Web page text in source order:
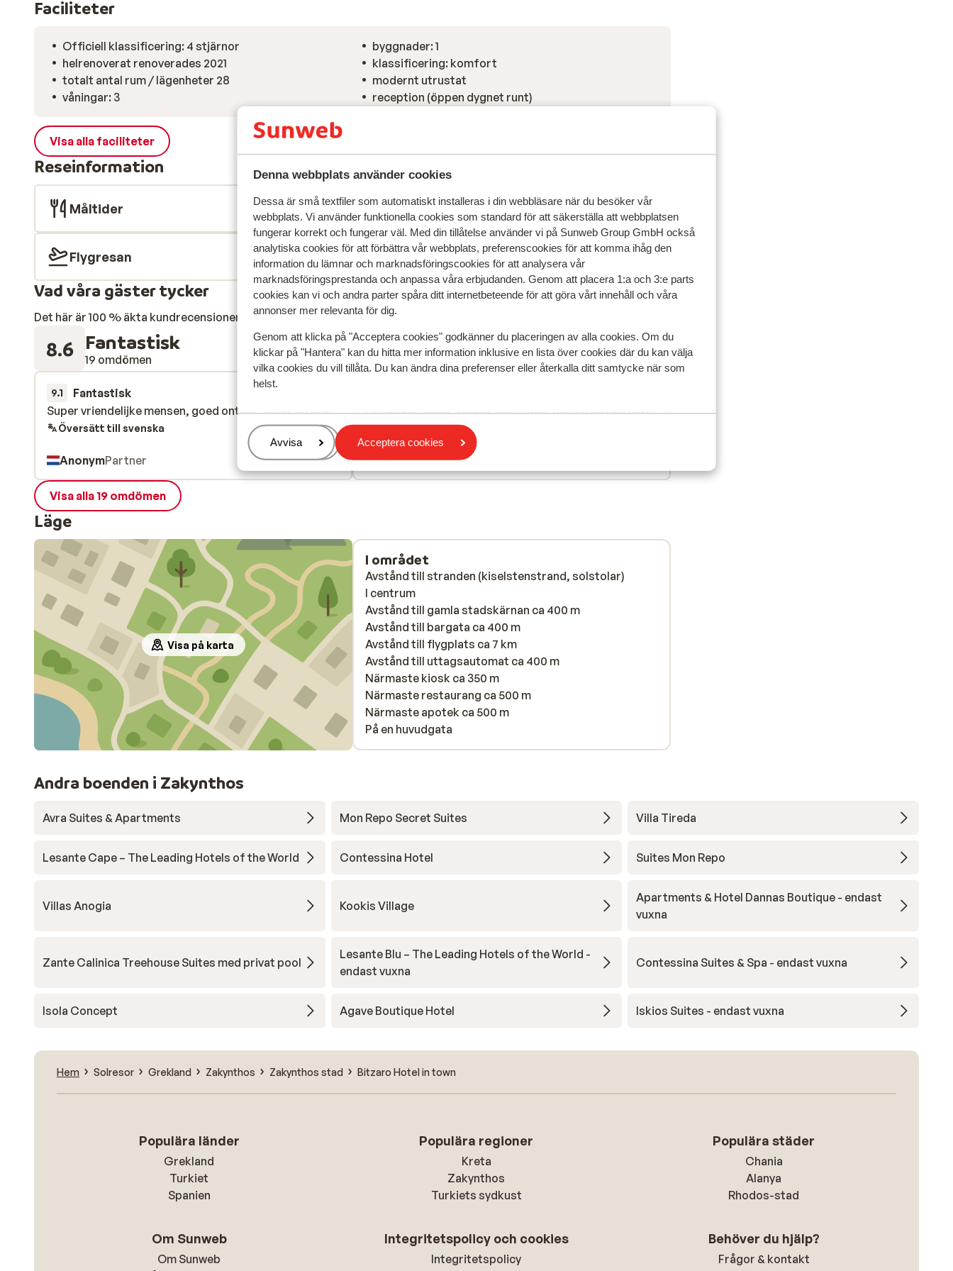
Denna webbplats använder cookies
Dessa är små textfiler som automatiskt installeras i din webbläsare när du besöker vår
webbplats. Vi använder funktionella cookies som standard för att säkerställa att webbplatsen
fungerar korrekt och fungerar väl. Med din tillåtelse använder vi på Sunweb Group GmbH också
analytiska cookies för att förbättra vår webbplats, preferenscookies för att komma ihåg den
information du lämnar och marknadsföringscookies för att analysera vår
marknadsföringsprestanda och anpassa våra erbjudanden. Genom att placera 1:a och 3:e parts
cookies kan vi och andra parter spåra ditt internetbeteende för att göra vårt innehåll och våra
annonser mer relevanta för dig.
Genom att klicka på "Acceptera cookies" godkänner du placeringen av alla cookies. Om du
klickar på "Hantera" kan du hitta mer information inklusive en lista över cookies där du kan välja
vilka cookies du vill tillåta. Du kan ändra dina preferenser eller återkalla ditt samtycke när som
helst.
Hantera
Avvisa Acceptera cookies
Faciliteter
Officiell klassificering: 4 stjärnor
helrenoverat renoverades 2021
totalt antal rum / lägenheter 28
våningar: 3
byggnader: 1
klassificering: komfort
modernt utrustat
reception (öppen dygnet runt)
Visa alla faciliteter
Reseinformation
Måltider
Flygresan
Vad våra gäster tycker
Det här är 100 % äkta kundrecensioner som verkligen speglar deras upplevelser av vår produkt.
8.6 Fantastisk
19 omdömen Mest bokad av partner
9.1 Fantastisk
Super vriendelijke mensen, goed ontbijt, altijd service
Super vriendelijke mensen, goed ontbijt, altijd service
Översätt till svenska
AnonymPartner
Personnel super sympa, bien situé. Balcon un peu petit
et la douche pluie a tendance a mouiller la pièce
Personnel super sympa, bien situé. Balcon un peu petit
et la douche pluie a tendance a mouiller la pièce
Översätt till svenska
207Partner
Visa alla 19 omdömen
Läge
Visa på karta
I området
Avstånd till stranden (kiselstenstrand, solstolar)
I centrum
Avstånd till gamla stadskärnan ca 400 m
Avstånd till bargata ca 400 m
Avstånd till flygplats ca 7 km
Avstånd till uttagsautomat ca 400 m
Närmaste kiosk ca 350 m
Närmaste restaurang ca 500 m
Närmaste apotek ca 500 m
På en huvudgata
Andra boenden i Zakynthos
Avra Suites & Apartments Mon Repo Secret Suites Villa Tireda
Lesante Cape – The Leading Hotels of the World Contessina Hotel Suites Mon Repo
Villas Anogia Kookis Village
Apartments & Hotel Dannas Boutique - endast
vuxna
Zante Calinica Treehouse Suites med privat pool
Lesante Blu – The Leading Hotels of the World -
endast vuxna
Contessina Suites & Spa - endast vuxna
Isola Concept Agave Boutique Hotel Iskios Suites - endast vuxna
Hem Solresor Grekland Zakynthos Zakynthos stad Bitzaro Hotel in town
Populära länder
Grekland
Turkiet
Spanien
Populära regioner
Kreta
Zakynthos
Turkiets sydkust
Populära städer
Chania
Alanya
Rhodos-stad
Om Sunweb
Om Sunweb
Integritetspolicy och cookies
Integritetspolicy
Behöver du hjälp?
Frågor & kontakt